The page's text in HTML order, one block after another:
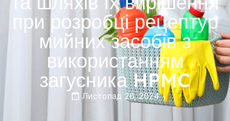
при розробці рецептур
мийних засобів з
використанням
загусника HPMC
Листопад 26, 2024